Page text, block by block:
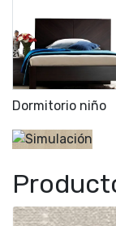
Dormitorio niño